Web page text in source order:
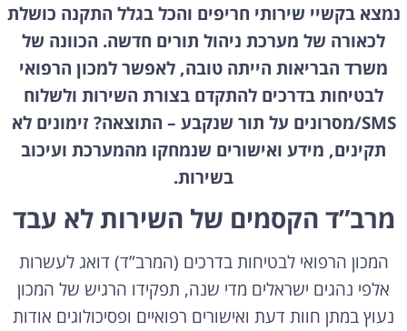
נמצא בקשיי שירותי חריפים והכל בגלל התקנה כושלת
לכאורה של מערכת ניהול תורים חדשה. הכוונה של
משרד הבריאות הייתה טובה, לאפשר למכון הרפואי
לבטיחות בדרכים להתקדם בצורת השירות ולשלוח
SMS/מסרונים על תור שנקבע – התוצאה? זימונים לא
תקינים, מידע ואישורים שנמחקו מהמערכת ועיכוב
בשירות.
מרב”ד הקסמים של השירות לא עבד
המכון הרפואי לבטיחות בדרכים (המרב”ד) דואג לעשרות
אלפי נהגים ישראלים מדי שנה, תפקידו הרגיש של המכון
נעוץ במתן חוות דעת ואישורים רפואיים ופסיכולוגים אודות